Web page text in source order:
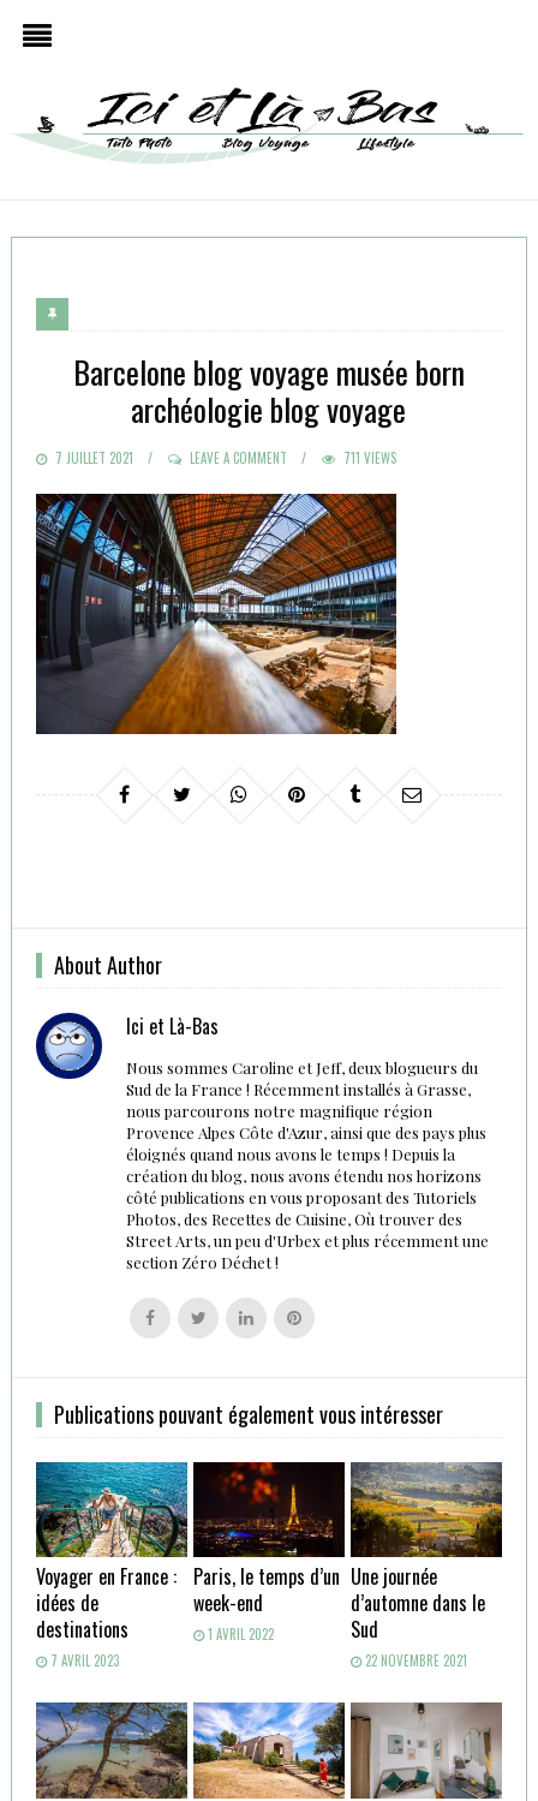
Barcelone blog voyage musée born
archéologie blog voyage
POSTED
7 JUILLET 2021 LEAVE A COMMENT 711 VIEWS
About Author
Ici et Là-Bas
Nous sommes Caroline et Jeff, deux blogueurs du
Sud de la France ! Récemment installés à Grasse,
nous parcourons notre magnifique région
Provence Alpes Côte d'Azur, ainsi que des pays plus
éloignés quand nous avons le temps ! Depuis la
création du blog, nous avons étendu nos horizons
côté publications en vous proposant des Tutoriels
Photos, des Recettes de Cuisine, Où trouver des
Street Arts, un peu d'Urbex et plus récemment une
section Zéro Déchet !
Follow
us
Follow
us
Follow
us
Follow
us
Publications pouvant également vous intéresser
Voyager en France :
idées de
destinations
7 AVRIL 2023
Paris, le temps d’un
week-end
1 AVRIL 2022
Une journée
d’automne dans le
Sud
22 NOVEMBRE 2021